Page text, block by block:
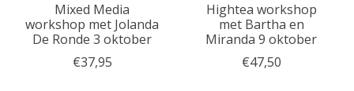
Mixed Media
workshop met Jolanda
De Ronde 3 oktober
€37,95
Hightea workshop
met Bartha en
Miranda 9 oktober
€47,50